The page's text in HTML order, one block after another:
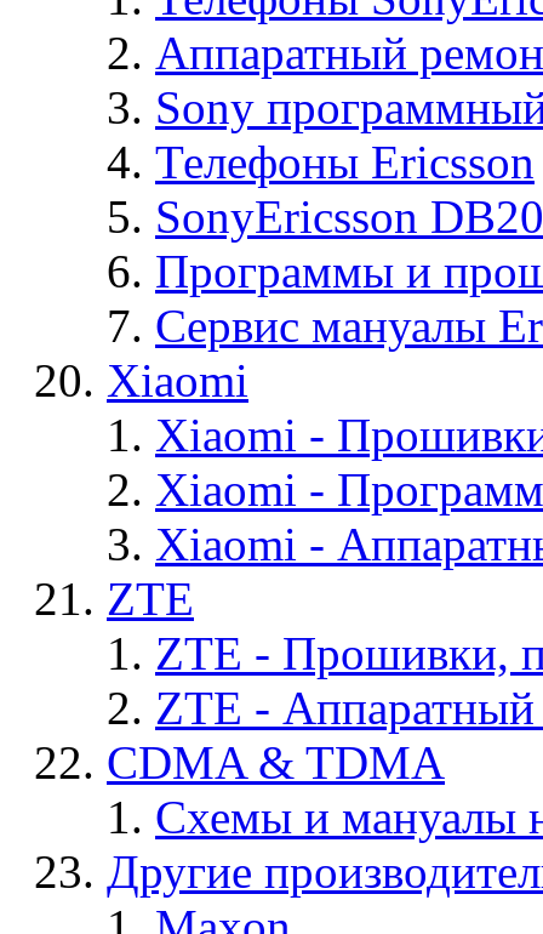
Аппаратный
Sony
Телефоны Ericsson
SonyEricsson
Программы и
Сервис мануалы
Xiaomi
Xiaomi -
Xiaomi -
Xiaomi -
ZTE
ZTE - Прошивки,
ZTE -
CDMA & TDMA
Схемы и мануалы
Другие